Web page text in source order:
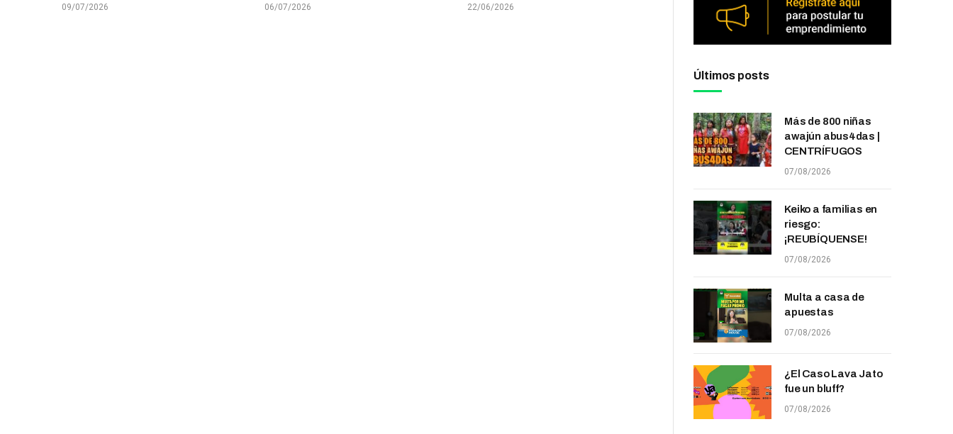
09/07/2026 06/07/2026 22/06/2026
Últimos posts
Más de 800 niñas
awajún abus4das |
CENTRÍFUGOS
07/08/2026
Keiko a familias en
riesgo:
¡REUBÍQUENSE!
07/08/2026
Multa a casa de
apuestas
07/08/2026
¿El Caso Lava Jato
fue un bluff?
07/08/2026